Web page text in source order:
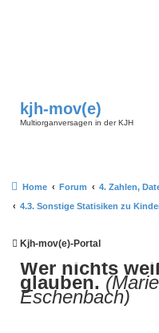
kjh-mov(e)
Multiorganversagen in der KJH
Home Forum
4. Zahlen,
4.3. Sonstige Statisiken zu
Kjh-mov(e)-Portal
Wer nichts
glauben.
Eschenbach)